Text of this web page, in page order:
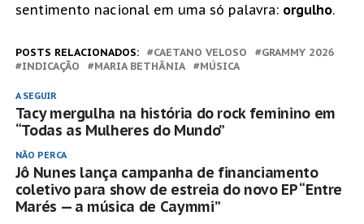
sentimento nacional em uma só palavra: orgulho.
POSTS RELACIONADOS: CAETANO VELOSO
GRAMMY 2026
INDICAÇÃO
MARIA BETHÂNIA MÚSICA
A SEGUIR
Tacy mergulha na história do rock feminino em
“Todas as Mulheres do Mundo”
NÃO PERCA
Jô Nunes lança campanha de financiamento
coletivo para show de estreia do novo EP “Entre
Marés — a música de Caymmi”